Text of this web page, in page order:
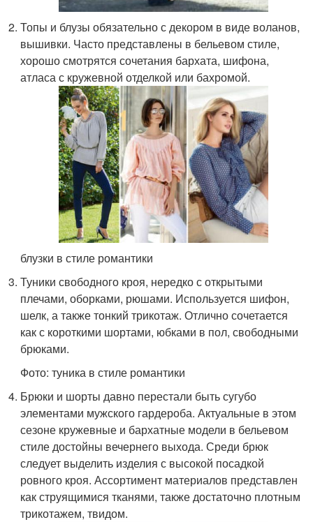
Топы и блузы обязательно с декором в виде воланов,
вышивки. Часто представлены в бельевом стиле,
хорошо смотрятся сочетания бархата, шифона,
атласа с кружевной отделкой или бахромой.
блузки в стиле романтики
Туники свободного кроя, нередко с открытыми
плечами, оборками, рюшами. Используется шифон,
шелк, а также тонкий трикотаж. Отлично сочетается
как с короткими шортами, юбками в пол, свободными
брюками.
Фото: туника в стиле романтики
Брюки и шорты давно перестали быть сугубо
элементами мужского гардероба. Актуальные в этом
сезоне кружевные и бархатные модели в бельевом
стиле достойны вечернего выхода. Среди брюк
следует выделить изделия с высокой посадкой
ровного кроя. Ассортимент материалов представлен
как струящимися тканями, также достаточно плотным
трикотажем, твидом.